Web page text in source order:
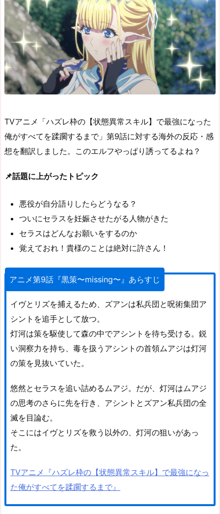
TVアニメ「ハズレ枠の【状態異常スキル】で最強になった
俺がすべてを蹂躙するまで」第9話に対する海外の反応・感
想を翻訳しました。このエルフやっぱり誘ってるよね？
📌話題に上がったトピック
悪役が自分語りしたらどうなる？
ついにセラスを妊娠させたがる人物がきた
セラスはどんなお願いをするのか
覚えておれ！貴様のことは絶対に許さん！
アニメ第9話『黒策〜missing〜』あらすじ
イヴとリズを捕えるため、ズアンは私兵団と呪術集団ア
シントを追手として放つ。
灯河は策を駆使して森の中でアシントを待ち受ける。鋭
い洞察力を持ち、毒を扱うアシントの首領ムアジは灯河
の策を見抜いていた。
悠然とセラスを追い詰めるムアジ。だが、灯河はムアジ
の思考のさらに先を行き、アシントとズアン私兵団の全
滅を目論む。
そこにはイヴとリズを救う以外の、灯河の狙いがあっ
た。
TVアニメ『ハズレ枠の【状態異常スキル】で最強になっ
た俺がすべてを蹂躙するまで』